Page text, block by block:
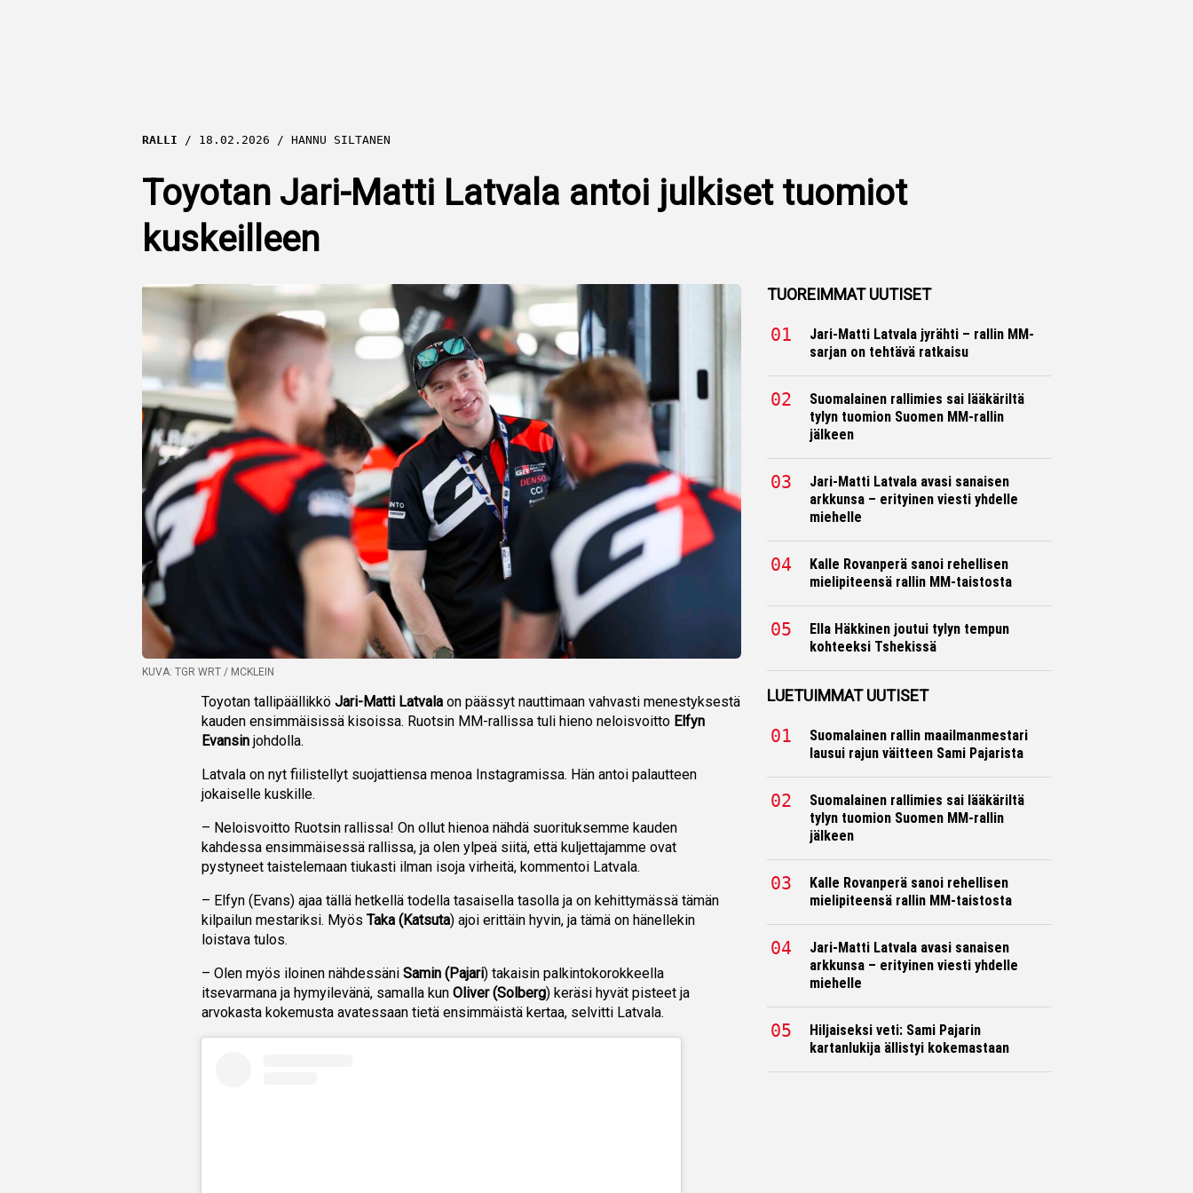
RALLI 18.02.2026 HANNU SILTANEN
Toyotan Jari-Matti Latvala antoi julkiset tuomiot
kuskeilleen
KUVA: TGR WRT / MCKLEIN
Toyotan tallipäällikköJari-Matti Latvala on päässyt nauttimaan vahvasti menestyksestä
kauden ensimmäisissä kisoissa. Ruotsin MM-rallissa tuli hieno neloisvoitto Elfyn
Evansin johdolla.
Latvala on nyt fiilistellyt suojattiensa menoa Instagramissa. Hän antoi palautteen
jokaiselle kuskille.
– Neloisvoitto Ruotsin rallissa! On ollut hienoa nähdä suorituksemme kauden
kahdessa ensimmäisessä rallissa, ja olen ylpeä siitä, että kuljettajamme ovat
pystyneet taistelemaan tiukasti ilman isoja virheitä, kommentoi Latvala.
– Elfyn (Evans) ajaa tällä hetkellä todella tasaisella tasolla ja on kehittymässä tämän
kilpailun mestariksi. MyösTaka (Katsuta) ajoi erittäin hyvin, ja tämä on hänellekin
loistava tulos.
– Olen myös iloinen nähdessäniSamin (Pajari) takaisin palkintokorokkeella
itsevarmana ja hymyilevänä, samalla kunOliver (Solberg) keräsi hyvät pisteet ja
arvokasta kokemusta avatessaan tietä ensimmäistä kertaa, selvitti Latvala.
TUOREIMMAT UUTISET
Jari-Matti Latvala jyrähti – rallin MM-
sarjan on tehtävä ratkaisu
Suomalainen rallimies sai lääkäriltä
tylyn tuomion Suomen MM-rallin
jälkeen
Jari-Matti Latvala avasi sanaisen
arkkunsa – erityinen viesti yhdelle
miehelle
Kalle Rovanperä sanoi rehellisen
mielipiteensä rallin MM-taistosta
Ella Häkkinen joutui tylyn tempun
kohteeksi Tshekissä
LUETUIMMAT UUTISET
Suomalainen rallin maailmanmestari
lausui rajun väitteen Sami Pajarista
Suomalainen rallimies sai lääkäriltä
tylyn tuomion Suomen MM-rallin
jälkeen
Kalle Rovanperä sanoi rehellisen
mielipiteensä rallin MM-taistosta
Jari-Matti Latvala avasi sanaisen
arkkunsa – erityinen viesti yhdelle
miehelle
Hiljaiseksi veti: Sami Pajarin
kartanlukija ällistyi kokemastaan